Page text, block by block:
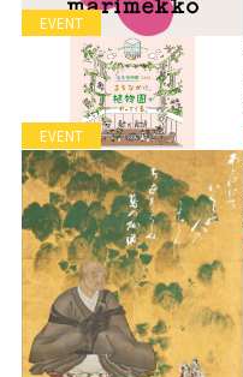
EVENT
EVENT